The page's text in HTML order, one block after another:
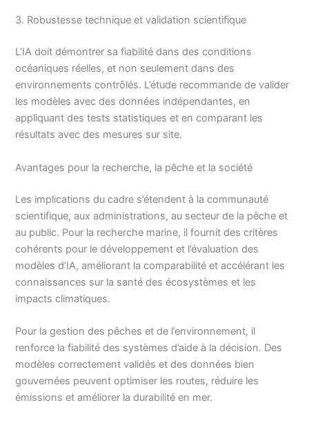
3. Robustesse technique et validation scientifique
L’IA doit démontrer sa fiabilité dans des conditions
océaniques réelles, et non seulement dans des
environnements contrôlés. L’étude recommande de valider
les modèles avec des données indépendantes, en
appliquant des tests statistiques et en comparant les
résultats avec des mesures sur site.
Avantages pour la recherche, la pêche et la société
Les implications du cadre s’étendent à la communauté
scientifique, aux administrations, au secteur de la pêche et
au public. Pour la recherche marine, il fournit des critères
cohérents pour le développement et l’évaluation des
modèles d’IA, améliorant la comparabilité et accélérant les
connaissances sur la santé des écosystèmes et les
impacts climatiques.
Pour la gestion des pêches et de l’environnement, il
renforce la fiabilité des systèmes d’aide à la décision. Des
modèles correctement validés et des données bien
gouvernées peuvent optimiser les routes, réduire les
émissions et améliorer la durabilité en mer.